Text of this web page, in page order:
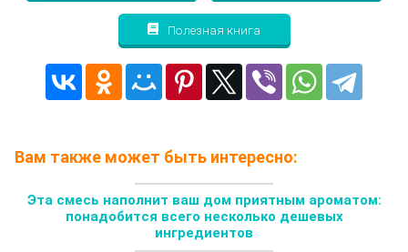
Полезная книга
Вам также может быть интересно:
Эта смесь наполнит ваш дом приятным ароматом:
понадобится всего несколько дешевых
ингредиентов